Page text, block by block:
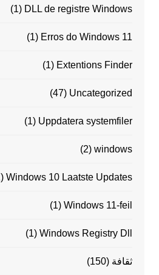
DLL de registre Windows
(1)
Erros do Windows 11
(1)
Extentions Finder
(1)
Uncategorized
(47)
Uppdatera systemfiler
(1)
windows
(2)
Windows 10 Laatste Updates
(1)
Windows 11-feil
(1)
Windows Registry Dll
(1)
ثقافة (150)